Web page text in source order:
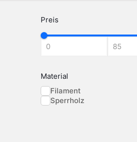
Preis
Material
Filament
Sperrholz